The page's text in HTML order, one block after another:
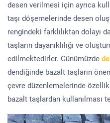
desen verilmesi için ayrıca
taşı döşemelerinde desen
rengindeki farklılıktan dolayı
taşların dayanıklılığı ve
edilmektedirler. Günümüzde
dendiğinde bazalt taşların
çevre düzenlemelerinde
bazalt taşlardan kullanılması